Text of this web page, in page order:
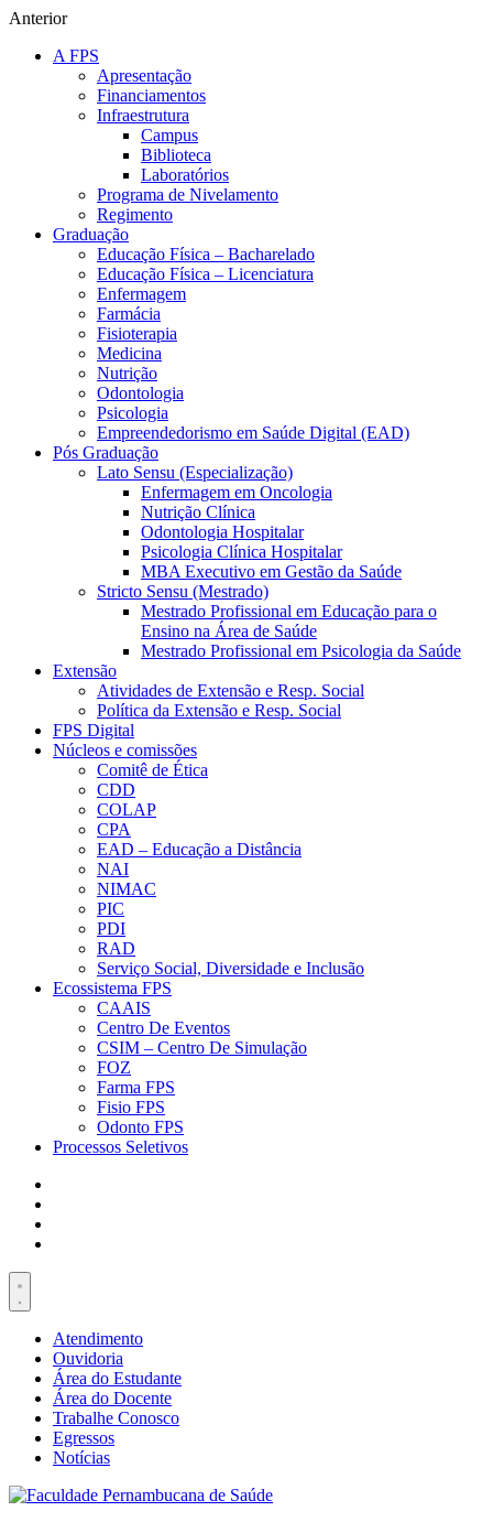
Anterior
A FPS
Apresentação
Financiamentos
Infraestrutura
Campus
Biblioteca
Laboratórios
Programa de Nivelamento
Regimento
Graduação
Educação Física – Bacharelado
Educação Física – Licenciatura
Enfermagem
Farmácia
Fisioterapia
Medicina
Nutrição
Odontologia
Psicologia
Empreendedorismo em Saúde Digital (EAD)
Pós Graduação
Lato Sensu (Especialização)
Enfermagem em Oncologia
Nutrição Clínica
Odontologia Hospitalar
Psicologia Clínica Hospitalar
MBA Executivo em Gestão da Saúde
Stricto Sensu (Mestrado)
Mestrado Profissional em Educação para o
Ensino na Área de Saúde
Mestrado Profissional em Psicologia da Saúde
Extensão
Atividades de Extensão e Resp. Social
Política da Extensão e Resp. Social
FPS Digital
Núcleos e comissões
Comitê de Ética
CDD
COLAP
CPA
EAD – Educação a Distância
NAI
NIMAC
PIC
PDI
RAD
Serviço Social, Diversidade e Inclusão
Ecossistema FPS
CAAIS
Centro De Eventos
CSIM – Centro De Simulação
FOZ
Farma FPS
Fisio FPS
Odonto FPS
Processos Seletivos
Atendimento
Ouvidoria
Área do Estudante
Área do Docente
Trabalhe Conosco
Egressos
Notícias